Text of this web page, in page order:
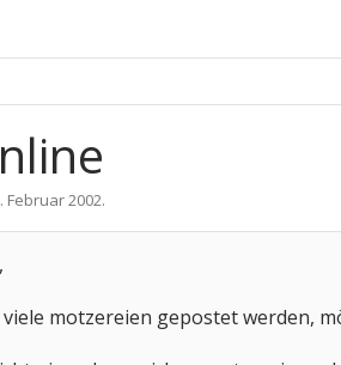
Februar 2002.
motzereien gepostet werden,